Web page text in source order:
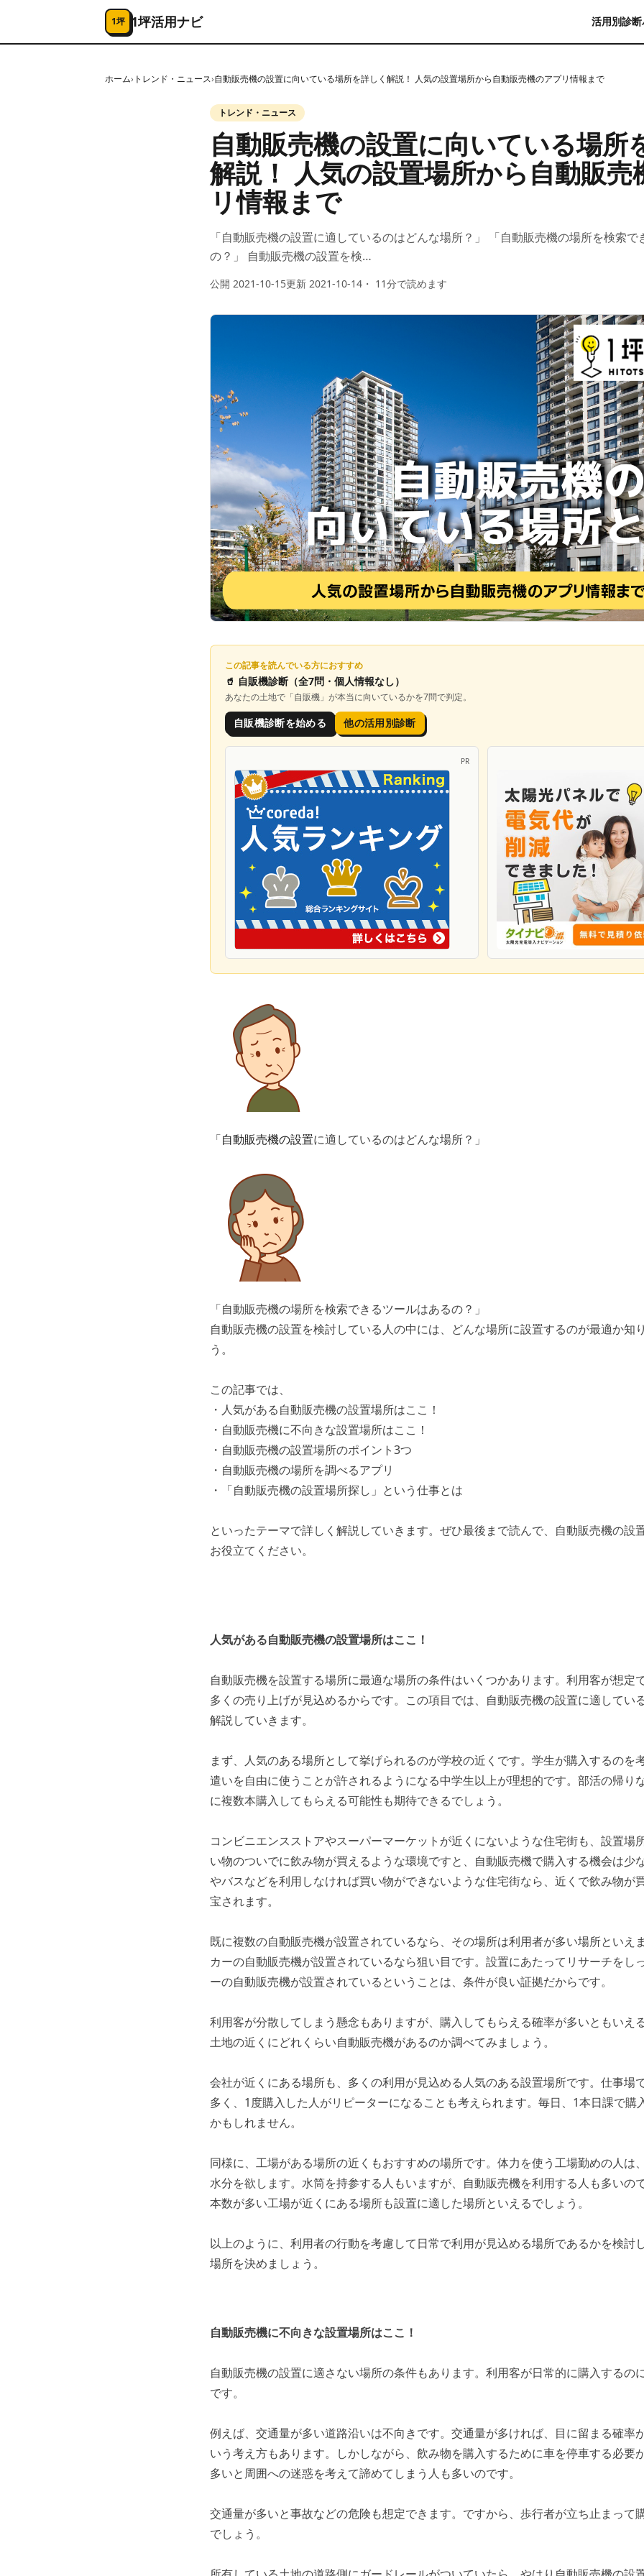
コンテンツへスキップ
1坪 1坪活用ナビ 活用別診断
ホーム› トレンド・ニュース›自動販売機の設置に向いている場所を詳しく解説！ 人気の設置場所から自動販売機のアプリ情報まで
トレンド・ニュース
自動販売機の設置に向いている場所
解説！ 人気の設置場所から自動販売
リ情報まで
「自動販売機の設置に適しているのはどんな場所？」 「自動販売機の場所を検索
の？」 自動販売機の設置を検…
公開 2021-10-15更新 2021-10-14 ・ 11分で読めます
この記事を読んでいる方におすすめ
🥤 自販機診断 （全7問・個人情報なし）
あなたの土地で「自販機 」が本当に向いているかを7問で判定。
自販機診断を始める 他の活用別診断
PR
「自動販売機の設置に適しているのはどんな場所？」
「自動販売機の場所を検索できるツールはあるの？」
自動販売機の設置を検討している人の中には、どんな場所に設置するのが最適か知
う。
この記事では、
・人気がある自動販売機の設置場所はここ！
・自動販売機に不向きな設置場所はここ！
・自動販売機の設置場所のポイント3つ
・自動販売機の場所を調べるアプリ
・「自動販売機の設置場所探し」という仕事とは
といったテーマで詳しく解説していきます。ぜひ最後まで読んで、自動販売機の設
お役立てください。
人気がある自動販売機の設置場所はここ！
自動販売機を設置する場所に最適な場所の条件はいくつかあります。 利用客が想定
多くの売り上げが見込めるからです。 この項目では、自動販売機の設置に適してい
解説していきます。
まず、人気のある場所として挙げられるのが学校の近くです。学生が購入するのを
遣いを自由に使うことが許されるようになる中学生以上が理想的です。部活の帰り
に複数本購入してもらえる可能性も期待できるでしょう。
コンビニエンスストアやスーパーマーケットが近くにないような住宅街も、設置場
い物のついでに飲み物が買えるような環境ですと、自動販売機で購入する機会は少
やバスなどを利用しなければ買い物ができないような住宅街なら、近くで飲み物が
宝されます。
既に複数の自動販売機が設置されているなら、その場所は利用者が多い場所といえ
カーの自動販売機が設置されているなら狙い目です。設置にあたってリサーチをし
ーの自動販売機が設置されているということは、条件が良い証拠だからです。
利用客が分散してしまう懸念もありますが、購入してもらえる確率が多いともいえ
土地の近くにどれくらい自動販売機があるのか調べてみましょう。
会社が近くにある場所も、多くの利用が見込める人気のある設置場所です。仕事場
多く、1度購入した人がリピーターになることも考えられます。毎日、1本日課で購
かもしれません。
同様に、工場がある場所の近くもおすすめの場所です。体力を使う工場勤めの人は
水分を欲します。水筒を持参する人もいますが、自動販売機を利用する人も多いの
本数が多い工場が近くにある場所も設置に適した場所といえるでしょう。
以上のように、利用者の行動を考慮して日常で利用が見込める場所であるかを検討
場所を決めましょう。
自動販売機に不向きな設置場所はここ！
自動販売機の設置に適さない場所の条件もあります。 利用客が日常的に購入するの
です。
例えば、交通量が多い道路沿いは不向きです。交通量が多ければ、目に留まる確率
いう考え方もあります。しかしながら、飲み物を購入するために車を停車する必要
多いと周囲への迷惑を考えて諦めてしまう人も多いのです。
交通量が多いと事故などの危険も想定できます。ですから、歩行者が立ち止まって
でしょう。